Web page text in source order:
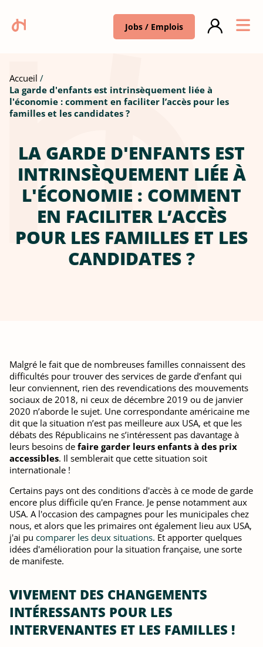
Jobs / Emplois
Accueil
La garde d'enfants est intrinsèquement liée à
l'économie : comment en faciliter l’accès pour les
familles et les candidates ?
LA GARDE D'ENFANTS EST
INTRINSÈQUEMENT LIÉE À
L'ÉCONOMIE : COMMENT
EN FACILITER L’ACCÈS
POUR LES FAMILLES ET LES
CANDIDATES ?
Malgré le fait que de nombreuses familles connaissent des
difficultés pour trouver des services de garde d’enfant qui
leur conviennent, rien des revendications des mouvements
sociaux de 2018, ni ceux de décembre 2019 ou de janvier
2020 n’aborde le sujet. Une correspondante américaine me
dit que la situation n’est pas meilleure aux USA, et que les
débats des Républicains ne s’intéressent pas davantage à
leurs besoins de faire garder leurs enfants à des prix
accessibles. Il semblerait que cette situation soit
internationale !
Certains pays ont des conditions d'accès à ce mode de garde
encore plus difficile qu'en France. Je pense notamment aux
USA. A l'occasion des campagnes pour les municipales chez
nous, et alors que les primaires ont également lieu aux USA,
j'ai pu comparer les deux situations. Et apporter quelques
idées d'amélioration pour la situation française, une sorte
de manifeste.
VIVEMENT DES CHANGEMENTS
INTÉRESSANTS POUR LES
INTERVENANTES ET LES FAMILLES !